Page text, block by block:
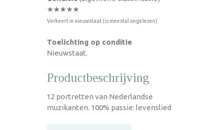
★★★★★
Verkeert in nieuwstaat (is meestal ongelezen)
Toelichting op conditie
Nieuwstaat.
Productbeschrijving
12 portretten van Nederlandse
muzikanten. 100% passie: levenslied